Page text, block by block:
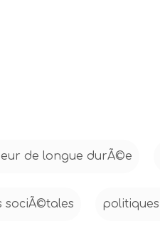
de longue durÃ©e
sociÃ©tales